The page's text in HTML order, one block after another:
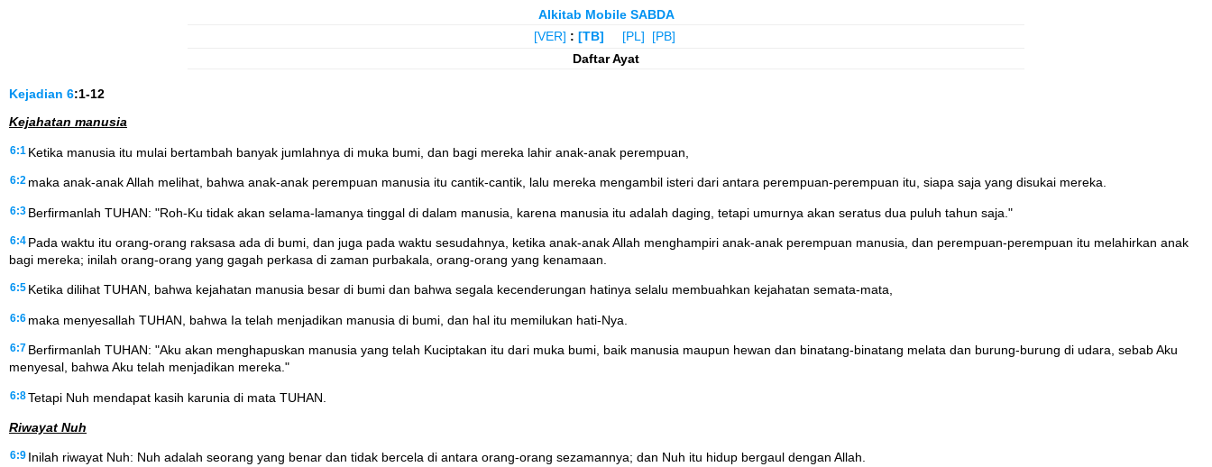
Alkitab Mobile SABDA
[VER] : [TB] [PL]
[PB]
Daftar Ayat
Kejadian 6:1-12
Kejahatan manusia
6:1 Ketika manusia itu mulai bertambah banyak jumlahnya di muka bumi, dan bagi mereka lahir anak-anak perempuan,
6:2 maka anak-anak Allah melihat, bahwa anak-anak perempuan manusia itu cantik-cantik, lalu mereka mengambil isteri dari antara perempuan-perempuan itu, siapa saja yang disukai mereka.
6:3 Berfirmanlah TUHAN: "Roh-Ku tidak akan selama-lamanya tinggal di dalam manusia, karena manusia itu adalah daging, tetapi umurnya akan seratus dua puluh tahun saja."
6:4 Pada waktu itu orang-orang raksasa ada di bumi, dan juga pada waktu sesudahnya, ketika anak-anak Allah menghampiri anak-anak perempuan manusia, dan perempuan-perempuan itu melahirkan anak
bagi mereka; inilah orang-orang yang gagah perkasa di zaman purbakala, orang-orang yang kenamaan.
6:5 Ketika dilihat TUHAN, bahwa kejahatan manusia besar di bumi dan bahwa segala kecenderungan hatinya selalu membuahkan kejahatan semata-mata,
6:6 maka menyesallah TUHAN, bahwa Ia telah menjadikan manusia di bumi, dan hal itu memilukan hati-Nya.
6:7 Berfirmanlah TUHAN: "Aku akan menghapuskan manusia yang telah Kuciptakan itu dari muka bumi, baik manusia maupun hewan dan binatang-binatang melata dan burung-burung di udara, sebab Aku
menyesal, bahwa Aku telah menjadikan mereka."
6:8Tetapi Nuh mendapat kasih karunia di mata TUHAN.
Riwayat Nuh
6:9 Inilah riwayat Nuh: Nuh adalah seorang yang benar dan tidak bercela di antara orang-orang sezamannya; dan Nuh itu hidup bergaul dengan Allah.